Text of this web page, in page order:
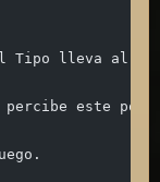
Tipo lleva al
percibe este